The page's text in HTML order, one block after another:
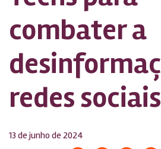
combater a
redes sociais
13 de junho de 2024